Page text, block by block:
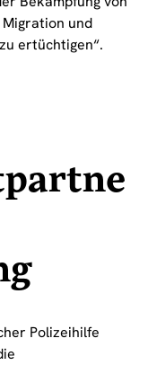
und
ertüchtigen“.
Polizeihilfe